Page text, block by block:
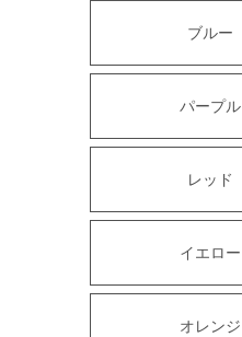
ブルー
パープル
レッド
イエロー
オレンジ